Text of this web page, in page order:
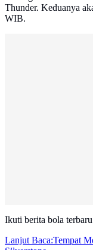
Thunder. Keduanya
WIB.
Ikuti berita bola
Lanjut Baca:Tempat